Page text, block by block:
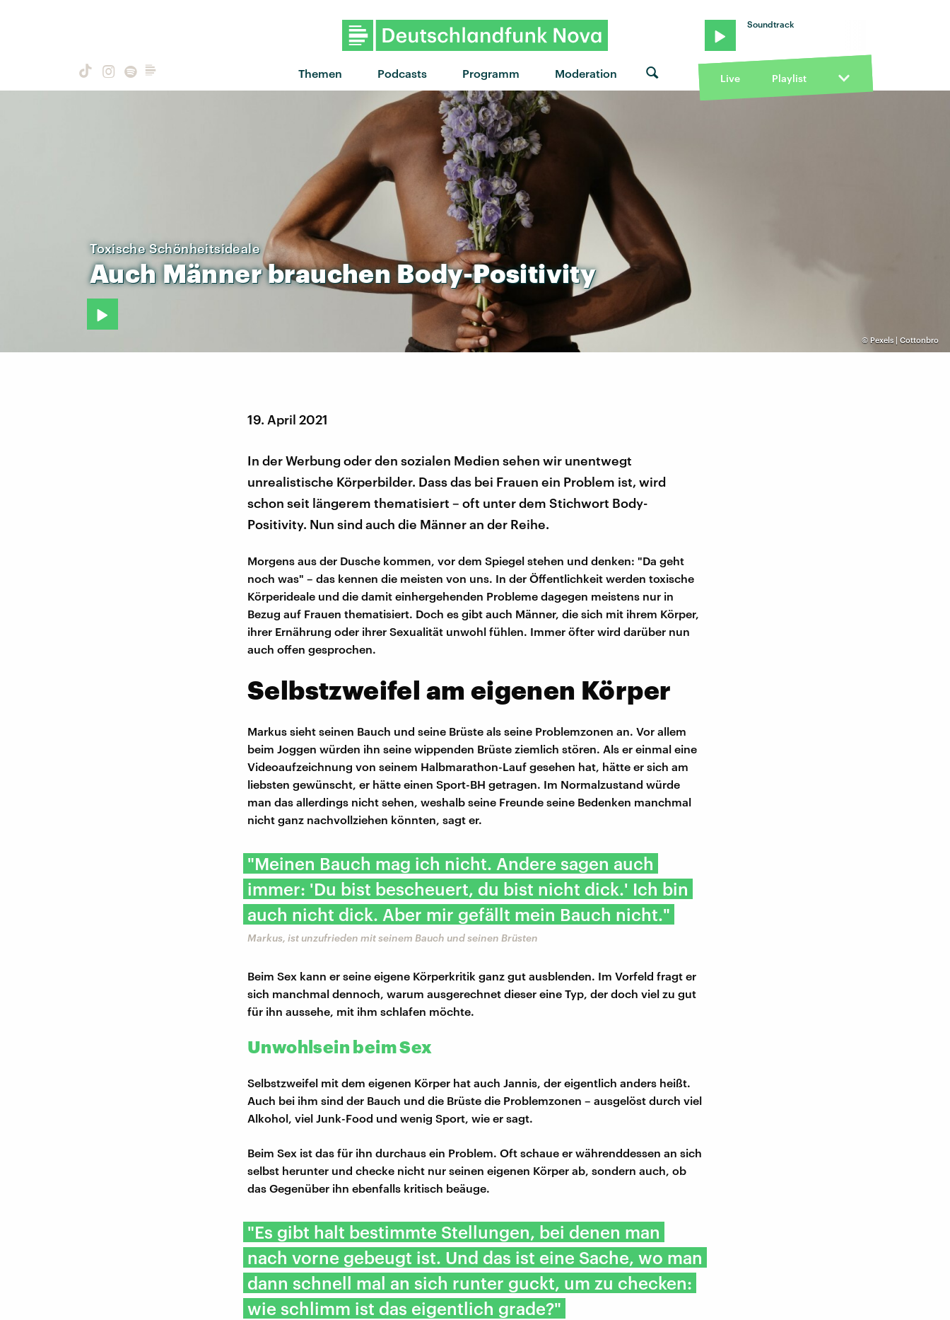
Themen Podcasts Programm Moderation
Soundtrack
Live Playlist
© Pexels | Cottonbro
Toxische Schönheitsideale
AuchMännerbrauchen Body-Positivity
19. April 2021
In der Werbung oder den sozialen Medien sehen wir unentwegt
unrealistische Körperbilder. Dass das bei Frauen ein Problem ist, wird
schon seit längerem thematisiert – oft unter dem Stichwort Body-
Positivity. Nun sind auch die Männer an der Reihe.
Morgens aus der Dusche kommen, vor dem Spiegel stehen und denken: "Da geht
noch was" – das kennen die meisten von uns. In der Öffentlichkeit werden toxische
Körperideale und die damit einhergehenden Probleme dagegen meistens nur in
Bezug auf Frauen thematisiert. Doch es gibt auch Männer, die sich mit ihrem Körper,
ihrer Ernährung oder ihrer Sexualität unwohl fühlen. Immer öfter wird darüber nun
auch offen gesprochen.
Selbstzweifel am eigenen Körper
Markus sieht seinen Bauch und seine Brüste als seine Problemzonen an. Vor allem
beim Joggen würden ihn seine wippenden Brüste ziemlich stören. Als er einmal eine
Videoaufzeichnung von seinem Halbmarathon-Lauf gesehen hat, hätte er sich am
liebsten gewünscht, er hätte einen Sport-BH getragen. Im Normalzustand würde
man das allerdings nicht sehen, weshalb seine Freunde seine Bedenken manchmal
nicht ganz nachvollziehen könnten, sagt er.
"Meinen Bauch mag ich nicht. Andere sagen auch
immer: 'Du bist bescheuert, du bist nicht dick.' Ich bin
auch nicht dick. Aber mir gefällt mein Bauch nicht."
Markus, ist unzufrieden mit seinem Bauch und seinen Brüsten
Beim Sex kann er seine eigene Körperkritik ganz gut ausblenden. Im Vorfeld fragt er
sich manchmal dennoch, warum ausgerechnet dieser eine Typ, der doch viel zu gut
für ihn aussehe, mit ihm schlafen möchte.
Unwohlsein beim Sex
Selbstzweifel mit dem eigenen Körper hat auch Jannis, der eigentlich anders heißt.
Auch bei ihm sind der Bauch und die Brüste die Problemzonen – ausgelöst durch viel
Alkohol, viel Junk-Food und wenig Sport, wie er sagt.
Beim Sex ist das für ihn durchaus ein Problem. Oft schaue er währenddessen an sich
selbst herunter und checke nicht nur seinen eigenen Körper ab, sondern auch, ob
das Gegenüber ihn ebenfalls kritisch beäuge.
"Es gibt halt bestimmte Stellungen, bei denen man
nach vorne gebeugt ist. Und das ist eine Sache, wo man
dann schnell mal an sich runter guckt, um zu checken:
wie schlimm ist das eigentlich grade?"